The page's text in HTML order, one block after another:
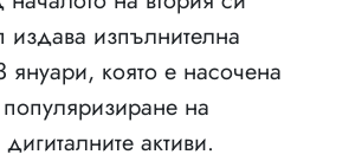
издава изпълнителна
януари, която е насочена
на
активи.